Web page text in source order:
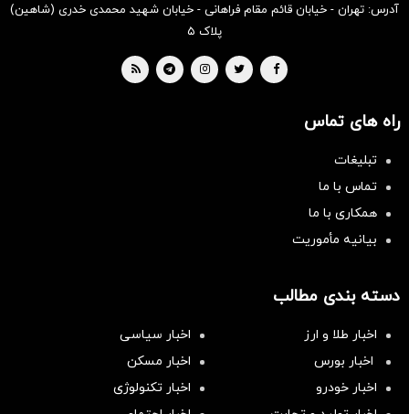
آدرس: تهران - خیابان قائم مقام فراهانی - خیابان شهید محمدی خدری (شاهین)
پلاک ۵
راه های تماس
تبلیغات
تماس با ما
همکاری با ما
بیانیه مأموریت
دسته بندی مطالب
اخبار طلا و ارز
اخبار سیاسی
اخبار بورس
اخبار مسکن
اخبار خودرو
اخبار تکنولوژی